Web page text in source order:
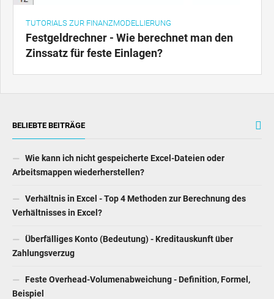
TUTORIALS ZUR FINANZMODELLIERUNG
Festgeldrechner - Wie berechnet man den
Zinssatz für feste Einlagen?
BELIEBTE BEITRÄGE
Wie kann ich nicht gespeicherte Excel-Dateien oder
Arbeitsmappen wiederherstellen?
Verhältnis in Excel - Top 4 Methoden zur Berechnung des
Verhältnisses in Excel?
Überfälliges Konto (Bedeutung) - Kreditauskunft über
Zahlungsverzug
Feste Overhead-Volumenabweichung - Definition, Formel,
Beispiel